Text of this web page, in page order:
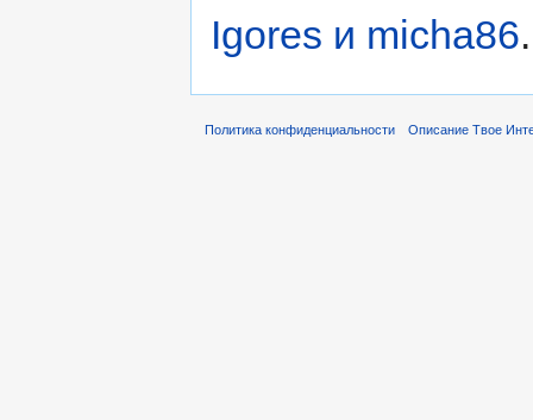
Igores и micha86.
Политика конфиденциальности Описание Твое